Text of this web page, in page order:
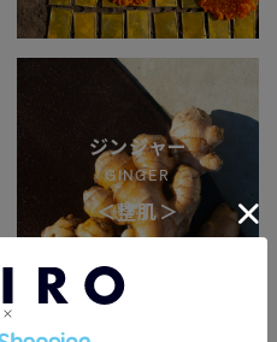
ジンジャー
GINGER
＜整肌＞